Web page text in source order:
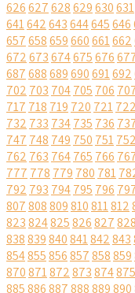
626627628629630631
641642643644645646
657658659660661662
672673674675676
687688689690691692
702 703 704705 706
717 718 719 720 721722
732 733 734735 736
747 748 749 750 751752
762 763 764765 766
777 778 779 780 781
792 793 794795 796
807808809810811812
823824825826827828
838839840841842843
854855856857858859
870871872873874875
885886887888889890